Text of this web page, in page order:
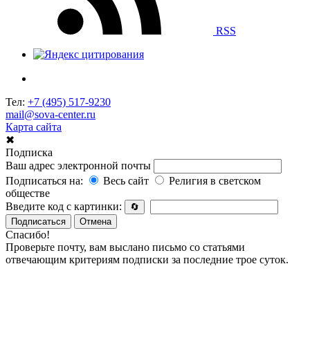
RSS
Тел: +7 (495) 517-9230
mail@sova-center.ru
Карта сайта
✖
Подписка
Ваш адрес электронной почты
Подписаться на:
Весь сайт
Религия в светском
обществе
Введите код с картинки:
🔄
Подписаться
Отмена
Спасибо!
Проверьте почту, вам выслано письмо со статьями
отвечающим критериям подписки за последние трое суток.